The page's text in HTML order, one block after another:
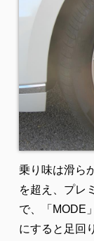
乗り味は滑ら
を超え、プレ
で、「MODE
にすると足回